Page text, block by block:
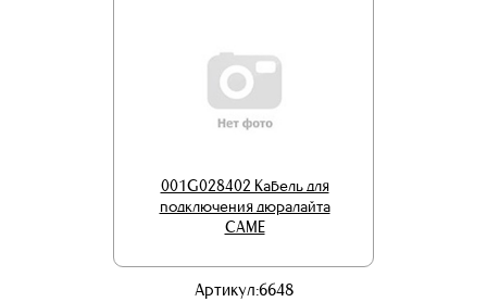
001G028402 Кабель для
подключения дюралайта
CAME
Артикул:6648